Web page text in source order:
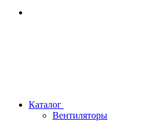
Каталог
Вентиляторы